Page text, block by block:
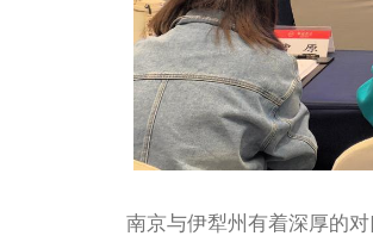
南京与伊犁州有着深厚的对